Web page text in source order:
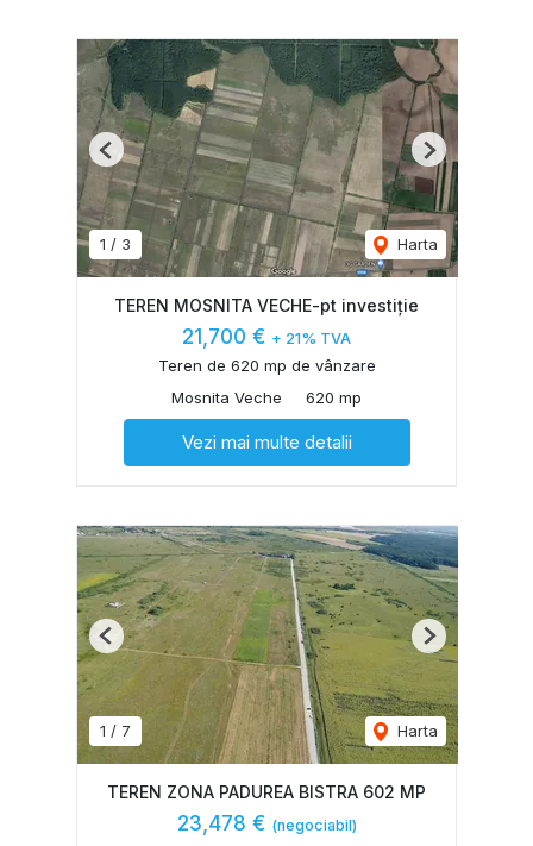
1 / 3 Harta
Previous Next
TEREN MOSNITA VECHE-pt investiție
21,700 € + 21% TVA
Teren de 620 mp de vânzare
Mosnita Veche
620 mp
Vezi mai multe detalii
1 / 7 Harta
Previous Next
TEREN ZONA PADUREA BISTRA 602 MP
23,478 € (negociabil)